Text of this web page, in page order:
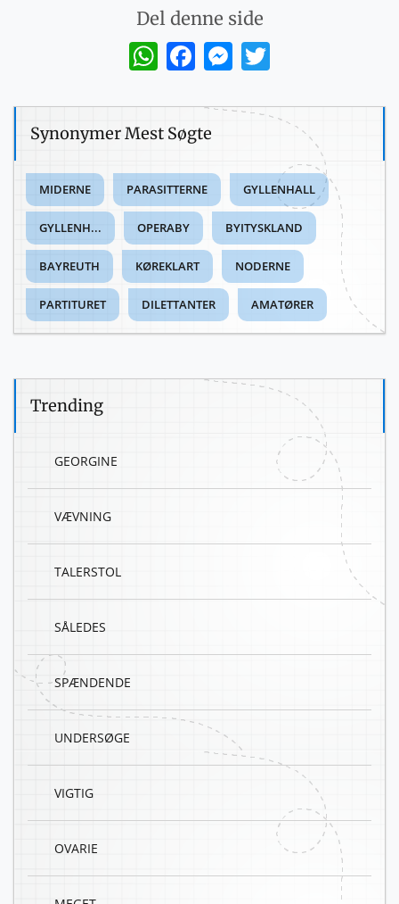
Del denne side
WhatsAppFacebookMessenger
Synonymer Mest Søgte
MIDERNE PARASITTERNE GYLLENHALL
GYLLENH... OPERABY BYITYSKLAND
BAYREUTH KØREKLART NODERNE
PARTITURET DILETTANTER AMATØRER
Trending
GEORGINE
VÆVNING
TALERSTOL
SÅLEDES
SPÆNDENDE
UNDERSØGE
VIGTIG
OVARIE